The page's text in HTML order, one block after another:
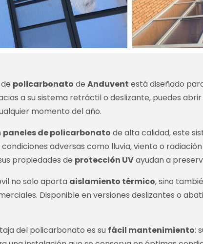
policarbonato de Anduvent está diseñado
a su sistema retráctil o deslizante, puedes
momento del año.
paneles de policarbonato de alta calidad, este
adversas como lluvia, viento o
propiedades de protección UVayudan a
no solo aporta aislamiento térmico, sino
Disponible en versiones deslizantes o
del policarbonato es su fácil mantenimiento: